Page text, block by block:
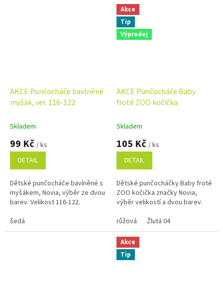
AKCE Punčocháče bavlněné
myšák, vel. 116-122
Skladem
99 Kč / ks
DETAIL
Dětské punčocháče bavlněné s
myšákem, Novia, výběr ze dvou
barev. Velikost 116-122.
šedá
Akce
Tip
Výprodej
AKCE Punčocháče Baby
froté ZOO kočička
Skladem
105 Kč / ks
DETAIL
Dětské punčocháčky Baby froté
ZOO kočička značky Novia,
výběr velikostí a dvou barev.
růžová
Žlutá 04
Akce
Tip